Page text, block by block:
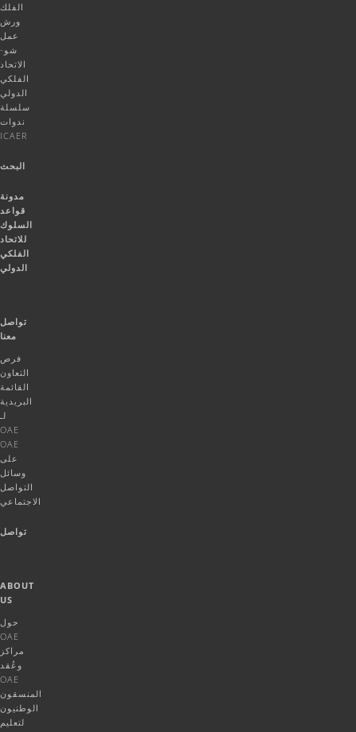
الفلك
ورش
عمل
شو-
الاتحاد
الفلكي
الدولي
سلسلة
ندوات
ICAER
البحث
مدونة
قواعد
السلوك
للاتحاد
الفلكي
الدولي
تواصل
معنا
فرص
التعاون
القائمة
البريدية
لـ
OAE
OAE
على
وسائل
التواصل
الاجتماعي
تواصل
ABOUT
US
حول
OAE
مراكز
وعُقد
OAE
المنسقون
الوطنيون
لتعليم